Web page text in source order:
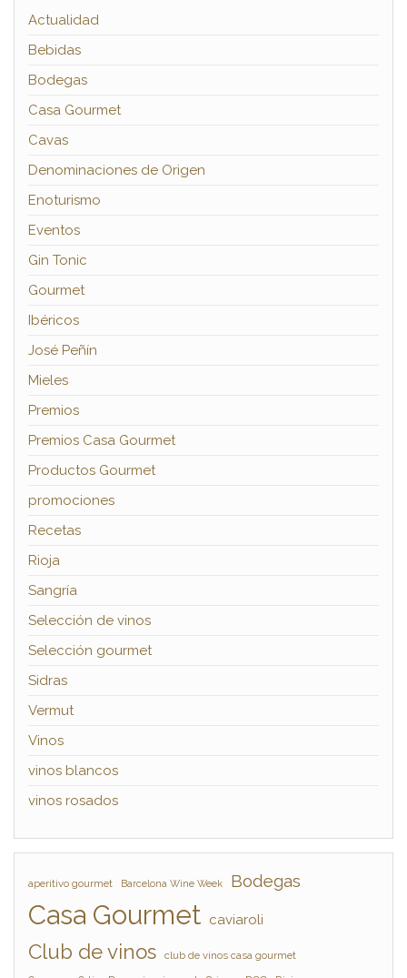
Actualidad
Bebidas
Bodegas
Casa Gourmet
Cavas
Denominaciones de Origen
Enoturismo
Eventos
Gin Tonic
Gourmet
Ibéricos
José Peñín
Mieles
Premios
Premios Casa Gourmet
Productos Gourmet
promociones
Recetas
Rioja
Sangría
Selección de vinos
Selección gourmet
Sidras
Vermut
Vinos
vinos blancos
vinos rosados
aperitivo gourmet Barcelona Wine Week Bodegas
Casa Gourmet caviaroli
Club de vinos club de vinos casa gourmet